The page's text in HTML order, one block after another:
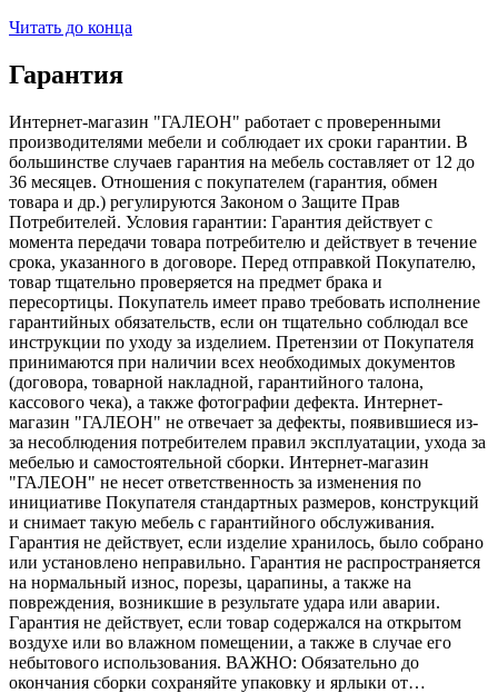
Читать до конца
Гарантия
Интернет-магазин "ГАЛЕОН" работает с проверенными
производителями мебели и соблюдает их сроки гарантии. В
большинстве случаев гарантия на мебель составляет от 12 до
36 месяцев. Отношения с покупателем (гарантия, обмен
товара и др.) регулируются Законом о Защите Прав
Потребителей. Условия гарантии: Гарантия действует с
момента передачи товара потребителю и действует в течение
срока, указанного в договоре. Перед отправкой Покупателю,
товар тщательно проверяется на предмет брака и
пересортицы. Покупатель имеет право требовать исполнение
гарантийных обязательств, если он тщательно соблюдал все
инструкции по уходу за изделием. Претензии от Покупателя
принимаются при наличии всех необходимых документов
(договора, товарной накладной, гарантийного талона,
кассового чека), а также фотографии дефекта. Интернет-
магазин "ГАЛЕОН" не отвечает за дефекты, появившиеся из-
за несоблюдения потребителем правил эксплуатации, ухода за
мебелью и самостоятельной сборки. Интернет-магазин
"ГАЛЕОН" не несет ответственность за изменения по
инициативе Покупателя стандартных размеров, конструкций
и снимает такую мебель с гарантийного обслуживания.
Гарантия не действует, если изделие хранилось, было собрано
или установлено неправильно. Гарантия не распространяется
на нормальный износ, порезы, царапины, а также на
повреждения, возникшие в результате удара или аварии.
Гарантия не действует, если товар содержался на открытом
воздухе или во влажном помещении, а также в случае его
небытового использования. ВАЖНО: Обязательно до
окончания сборки сохраняйте упаковку и ярлыки от…